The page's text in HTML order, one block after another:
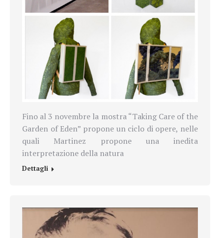
Fino al 3 novembre la mostra “Taking Care of the
Garden of Eden” propone un ciclo di opere, nelle
quali Martinez propone una inedita
interpretazione della natura
Dettagli